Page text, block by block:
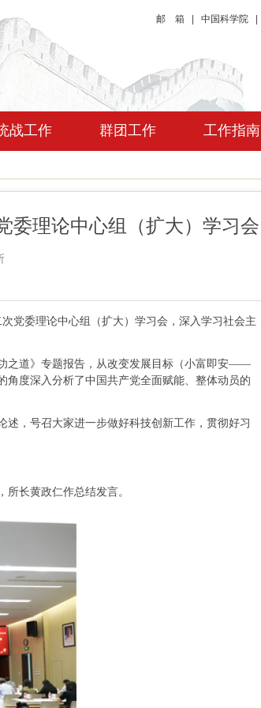
邮 箱 中国科学院
战工作 群团工作 工作指南
委理论中心组（扩大）学习会
党委理论中心组（扩大）学习会，深入学习社会主
之道》专题报告，从改变发展目标（小富即安——
度深入分析了中国共产党全面赋能、整体动员的
，号召大家进一步做好科技创新工作，贯彻好习
长黄政仁作总结发言。